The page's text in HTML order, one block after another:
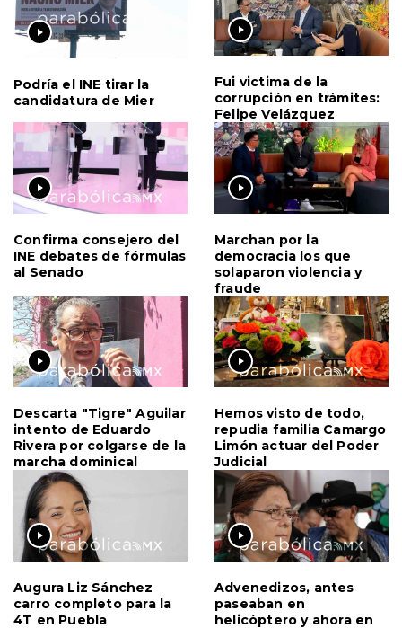
Podría el INE tirar la
candidatura de Mier
Fui victima de la
corrupción en trámites:
Felipe Velázquez
Confirma consejero del
INE debates de fórmulas
al Senado
Marchan por la
democracia los que
solaparon violencia y
fraude
Descarta "Tigre" Aguilar
intento de Eduardo
Rivera por colgarse de la
marcha dominical
Hemos visto de todo,
repudia familia Camargo
Limón actuar del Poder
Judicial
Augura Liz Sánchez
carro completo para la
4T en Puebla
Advenedizos, antes
paseaban en
helicóptero y ahora en